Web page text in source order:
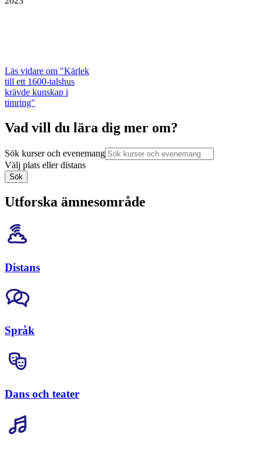
Läs vidare om "Kärlek
till ett 1600-talshus
krävde kunskap i
timring"
Vad vill du lära dig mer om?
Sök kurser och evenemang
Välj plats eller distans
Sök
Utforska ämnesområde
Distans
Språk
Dans och teater